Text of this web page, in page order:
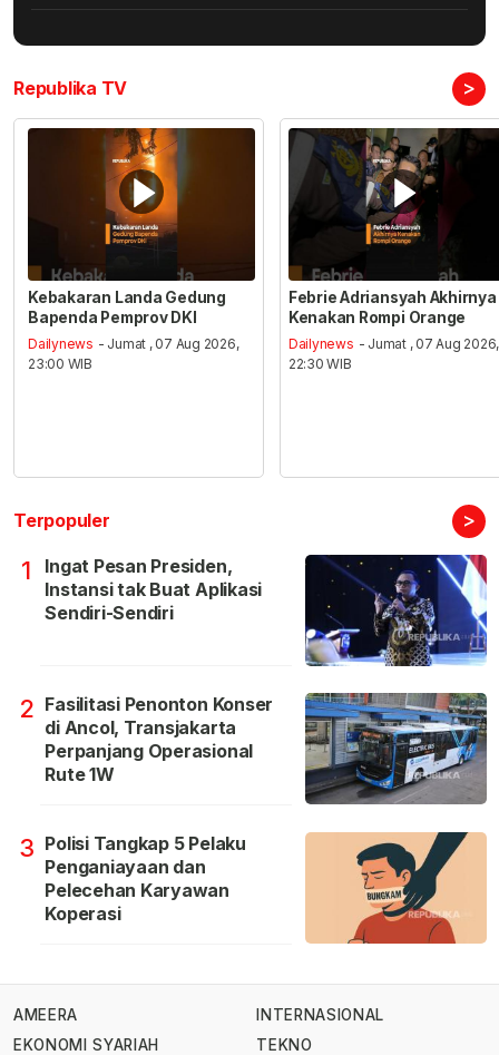
Republika TV >
Kebakaran Landa Gedung
Bapenda Pemprov DKI
Dailynews - Jumat , 07 Aug 2026,
23:00 WIB
Febrie Adriansyah Akhirnya
Kenakan Rompi Orange
Dailynews - Jumat , 07 Aug 2026,
22:30 WIB
Terpopuler >
1
Ingat Pesan Presiden,
Instansi tak Buat Aplikasi
Sendiri-Sendiri
2 Fasilitasi Penonton Konser
di Ancol, Transjakarta
Perpanjang Operasional
Rute 1W
3 Polisi Tangkap 5 Pelaku
Penganiayaan dan
Pelecehan Karyawan
Koperasi
AMEERA
EKONOMI SYARIAH
INTERNASIONAL
TEKNO